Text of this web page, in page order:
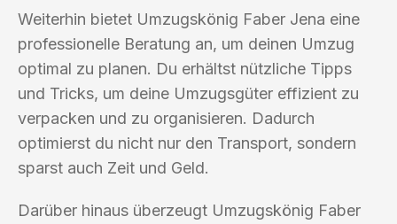
Weiterhin bietet Umzugskönig Faber Jena eine
professionelle Beratung an, um deinen Umzug
optimal zu planen. Du erhältst nützliche Tipps
und Tricks, um deine Umzugsgüter effizient zu
verpacken und zu organisieren. Dadurch
optimierst du nicht nur den Transport, sondern
sparst auch Zeit und Geld.
Darüber hinaus überzeugt Umzugskönig Faber